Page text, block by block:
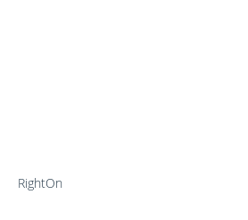
RightOn